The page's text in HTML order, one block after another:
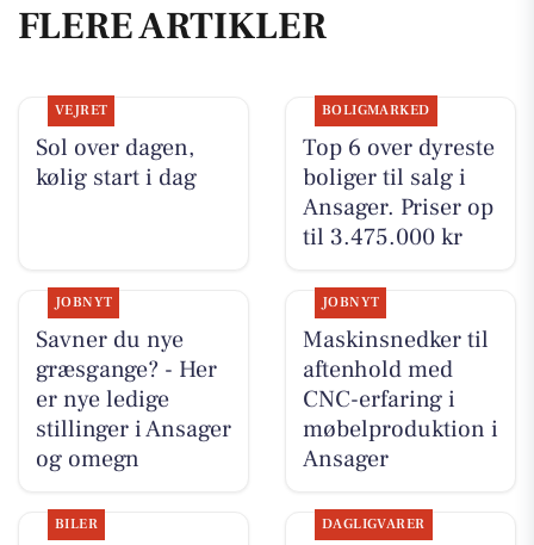
FLERE ARTIKLER
VEJRET
Sol over dagen,
kølig start i dag
BOLIGMARKED
Top 6 over dyreste
boliger til salg i
Ansager. Priser op
til 3.475.000 kr
JOBNYT
Savner du nye
græsgange? - Her
er nye ledige
stillinger i Ansager
og omegn
JOBNYT
Maskinsnedker til
aftenhold med
CNC-erfaring i
møbelproduktion i
Ansager
BILER DAGLIGVARER